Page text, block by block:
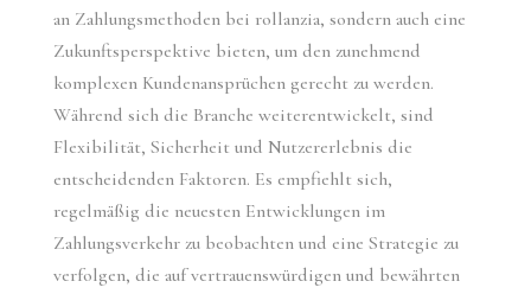
an Zahlungsmethoden bei rollanzia, sondern auch eine
Zukunftsperspektive bieten, um den zunehmend
komplexen Kundenansprüchen gerecht zu werden.
Während sich die Branche weiterentwickelt, sind
Flexibilität, Sicherheit und Nutzererlebnis die
entscheidenden Faktoren. Es empfiehlt sich,
regelmäßig die neuesten Entwicklungen im
Zahlungsverkehr zu beobachten und eine Strategie zu
verfolgen, die auf vertrauenswürdigen und bewährten